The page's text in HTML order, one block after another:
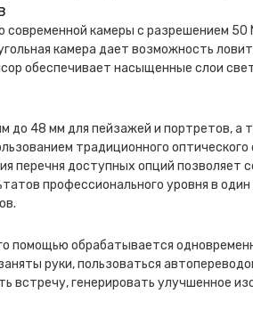
камеры с разрешением 50
камера дает возможность
обеспечивает насыщенные слои
до 48 мм для пейзажей и портретов, а
традиционного
перечня доступных опций позволяет
профессионального уровня в
обрабатывается
руки, пользоваться
генерировать улучшенное